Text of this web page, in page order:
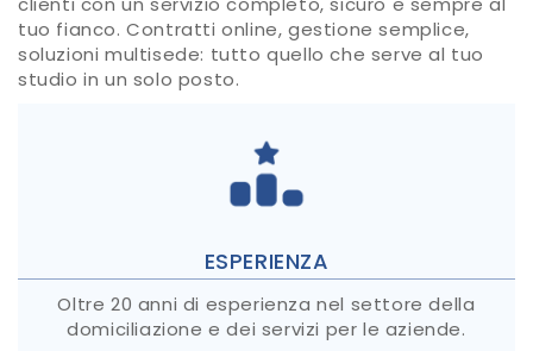
tuo fianco. Contratti online, gestione semplice,
soluzioni multisede: tutto quello che serve al tuo
studio in un solo posto.
ESPERIENZA
Oltre 20 anni di esperienza nel settore della
domiciliazione e dei servizi per le aziende.